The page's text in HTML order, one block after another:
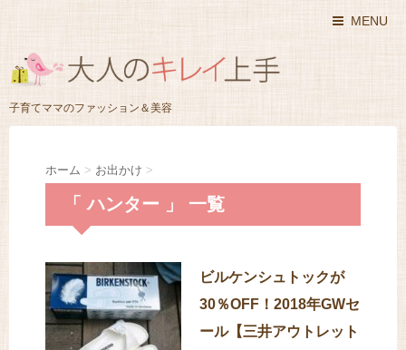
MENU
子育てママのファッション＆美容
ホーム > お出かけ >
「 ハンター 」 一覧
ビルケンシュトックが
30％OFF！2018年GWセ
ール【三井アウトレット